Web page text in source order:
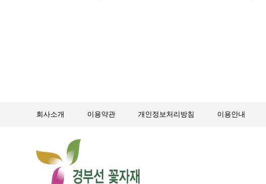
회사소개 이용약관 개인정보처리방침 이용안내